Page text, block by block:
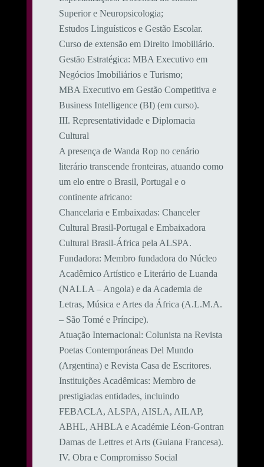
Superior e Neuropsicologia;
Estudos Linguísticos e Gestão Escolar.
Curso de extensão em Direito Imobiliário.
​Gestão Estratégica: MBA Executivo em
Negócios Imobiliários e Turismo;
MBA Executivo em Gestão Competitiva e
Business Intelligence (BI) (em curso).
​III. Representatividade e Diplomacia
Cultural
​A presença de Wanda Rop no cenário
literário transcende fronteiras, atuando como
um elo entre o Brasil, Portugal e o
continente africano:
​Chancelaria e Embaixadas: Chanceler
Cultural Brasil-Portugal e Embaixadora
Cultural Brasil-África pela ALSPA.
​Fundadora: Membro fundadora do Núcleo
Acadêmico Artístico e Literário de Luanda
(NALLA – Angola) e da Academia de
Letras, Música e Artes da África (A.L.M.A.
– São Tomé e Príncipe).
​Atuação Internacional: Colunista na Revista
Poetas Contemporáneas Del Mundo
(Argentina) e Revista Casa de Escritores.
​Instituições Acadêmicas: Membro de
prestigiadas entidades, incluindo
FEBACLA, ALSPA, AISLA, AILAP,
ABHL, AHBLA e Académie Léon-Gontran
Damas de Lettres et Arts (Guiana Francesa).
​IV. Obra e Compromisso Social